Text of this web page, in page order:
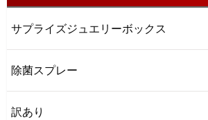
サプライズジュエリーボックス
除菌スプレー
訳あり